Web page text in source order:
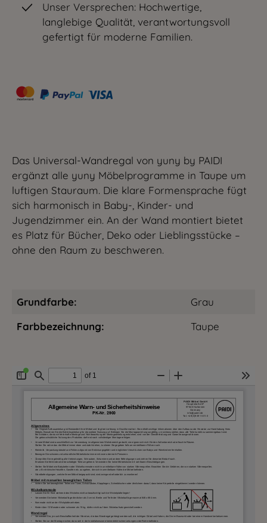
Unser Versprechen: Hochwertige,
langlebige Qualität, verantwortungsvoll
gefertigt für moderne Familien.
Das Universal-Wandregal von yuny by PAIDI
ergänzt alle yuny Möbelprogramme in Taupe um
luftigen Stauraum. Die klare Formensprache fügt
sich harmonisch in Baby-, Kinder- und
Jugendzimmer ein. An der Wand montiert bietet
es Platz für Bücher, Deko oder Lieblingsstücke –
ohne den Raum zu beschweren.
Grundfarbe:
Grau
Farbbezeichnung:
Taupe